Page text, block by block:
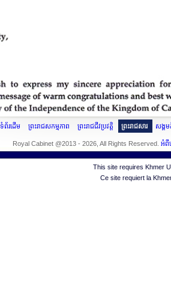
ទំព័រដើម ព្រះរាជសកម្មភាព ព្រះរាជជីវប្រវត្តិ ព្រះរាជសារ សង្គម
Royal Cabinet @2013 - 2026, All Rights Reserved. អំពី
This site requires Khmer
Ce site requiert la